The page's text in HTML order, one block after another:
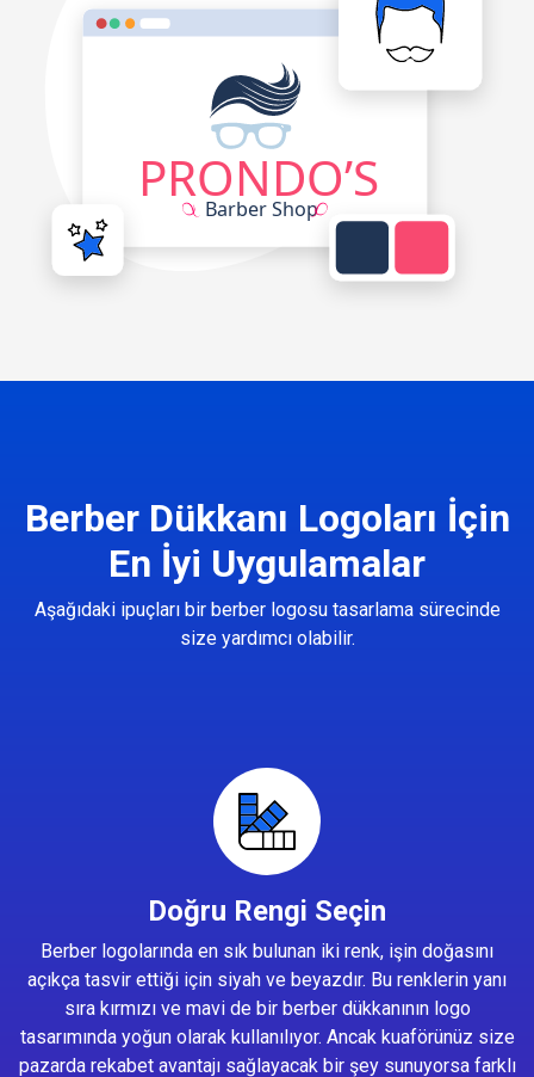
Berber Dükkanı Logoları İçin
En İyi Uygulamalar
Aşağıdaki ipuçları bir berber logosu tasarlama sürecinde
size yardımcı olabilir.
Doğru Rengi Seçin
Berber logolarında en sık bulunan iki renk, işin doğasını
açıkça tasvir ettiği için siyah ve beyazdır. Bu renklerin yanı
sıra kırmızı ve mavi de bir berber dükkanının logo
tasarımında yoğun olarak kullanılıyor. Ancak kuaförünüz size
pazarda rekabet avantajı sağlayacak bir şey sunuyorsa farklı